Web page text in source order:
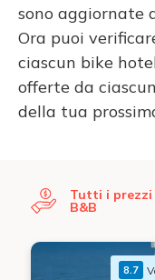
sono aggiornate
Ora puoi
ciascun bike
offerte da
della tua
Tutti i prezzi
B&B
8.7
WillAI
● Online